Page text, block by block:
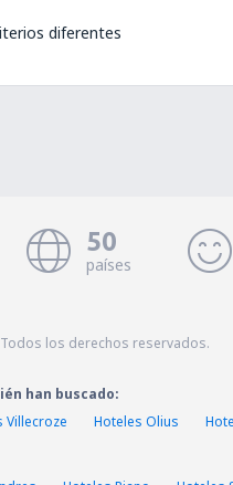
diferentes
50
países
los derechos reservados.
han buscado:
Villecroze Hoteles Olius